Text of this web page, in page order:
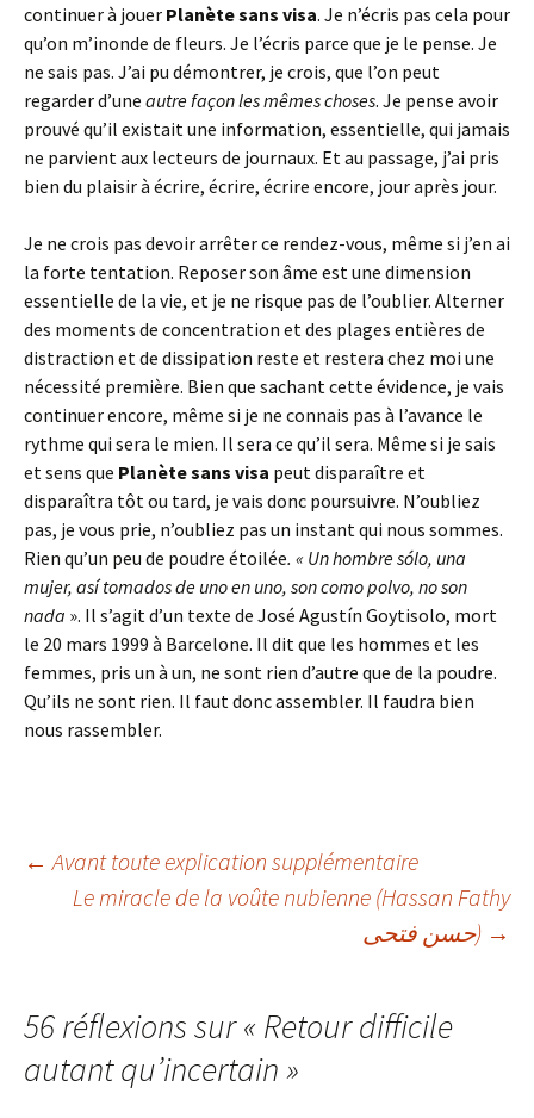
continuer à jouer Planète sans visa. Je n’écris pas cela pour
qu’on m’inonde de fleurs. Je l’écris parce que je le pense. Je
ne sais pas. J’ai pu démontrer, je crois, que l’on peut
regarder d’une autre façon les mêmes choses. Je pense avoir
prouvé qu’il existait une information, essentielle, qui jamais
ne parvient aux lecteurs de journaux. Et au passage, j’ai pris
bien du plaisir à écrire, écrire, écrire encore, jour après jour.
Je ne crois pas devoir arrêter ce rendez-vous, même si j’en ai
la forte tentation. Reposer son âme est une dimension
essentielle de la vie, et je ne risque pas de l’oublier. Alterner
des moments de concentration et des plages entières de
distraction et de dissipation reste et restera chez moi une
nécessité première. Bien que sachant cette évidence, je vais
continuer encore, même si je ne connais pas à l’avance le
rythme qui sera le mien. Il sera ce qu’il sera. Même si je sais
et sens que Planète sans visa peut disparaître et
disparaîtra tôt ou tard, je vais donc poursuivre. N’oubliez
pas, je vous prie, n’oubliez pas un instant qui nous sommes.
Rien qu’un peu de poudre étoilée. « Un hombre sólo, una
mujer, así tomados de uno en uno, son como polvo, no son
nada ». Il s’agit d’un texte de José Agustín Goytisolo, mort
le 20 mars 1999 à Barcelone. Il dit que les hommes et les
femmes, pris un à un, ne sont rien d’autre que de la poudre.
Qu’ils ne sont rien. Il faut donc assembler. Il faudra bien
nous rassembler.
Navigation
articles
← Avant toute explication supplémentaire
Le miracle de la voûte nubienne (Hassan Fathy
حسن فتحى) →
56 réflexions sur « Retour difficile
autant qu’incertain»